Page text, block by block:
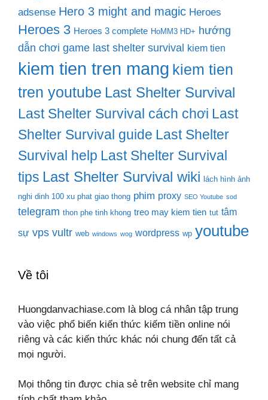
adsense Hero 3 might and magic Heroes
Heroes 3 Heroes 3 complete HoMM3 HD+ hướng
dẫn chơi game last shelter survival kiem tien
kiem tien tren mang kiem tien
tren youtube Last Shelter Survival
Last Shelter Survival cách chơi Last
Shelter Survival guide Last Shelter
Survival help Last Shelter Survival
tips Last Shelter Survival wiki lách hình ảnh
nghi dinh 100 xu phat giao thong phim proxy SEO Youtube sod
telegram thon phe tinh khong treo may kiem tien tut tâm
sự vps vultr web windows wog wordpress wp youtube
Về tôi
Huongdanvachiase.com là blog cá nhân tập trung
vào việc phổ biến kiến thức kiếm tiền online nói
riêng và các kiến thức khác nói chung đến tất cả
mọi người.
Mọi thông tin được chia sẻ trên website chỉ mang